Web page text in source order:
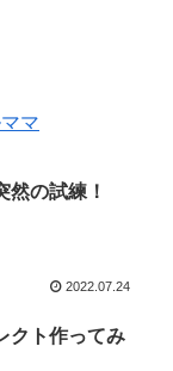
然の試練！
2022.07.24
クト作ってみ